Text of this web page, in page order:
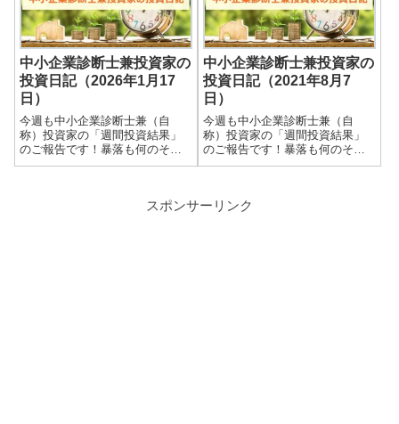
有していませんので期待...
有していませんので期待...
中小企業診断士兼投資家の
投資日記（2026年1月17
日）
今週も中小企業診断士兼（自
称）投資家の「週間投資結果」
のご報告です！暴落も何のそ
の、細々やっている投資結果を
在の損益状況も記載していま
中小企業診断士兼投資家の
投資日記（2021年8月7
日）
今週も中小企業診断士兼（自
称）投資家の「週間投資結果」
のご報告です！暴落も何のそ
の、細々やっている投資結果を
在の損益状況も記載していま
スポンサーリンク